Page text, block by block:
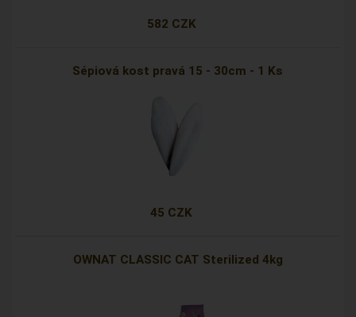
582 CZK
Sépiová kost pravá 15 - 30cm - 1 Ks
45 CZK
OWNAT CLASSIC CAT Sterilized 4kg